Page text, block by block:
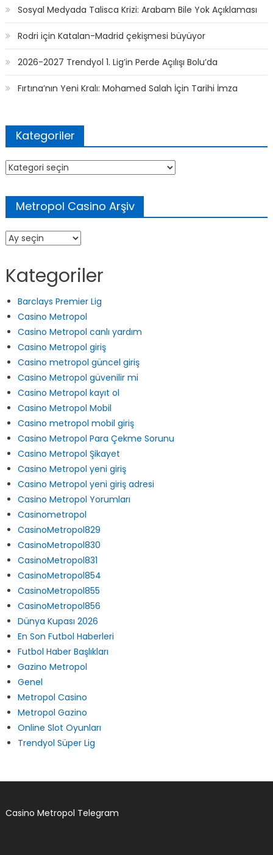
Sosyal Medyada Talisca Krizi: Arabam Bile Yok Açıklaması
Rodri için Katalan-Madrid çekişmesi büyüyor
2026-2027 Trendyol 1. Lig’in Perde Açılışı Bolu’da
Kategoriler
Metropol Casino Arşiv
Casino
Arşiv
Kategoriler
Barclays Premier Lig
Casino Metropol
Casino Metropol canlı yardım
Casino Metropol giriş
Casino metropol güncel giriş
Casino Metropol güvenilir mi
Casino Metropol kayıt ol
Casino Metropol Mobil
Casino metropol mobil giriş
Casino Metropol Para Çekme Sorunu
Casino Metropol Şikayet
Casino Metropol yeni giriş
Casino Metropol yeni giriş adresi
Casino Metropol Yorumları
Casinometropol
CasinoMetropol829
CasinoMetropol830
CasinoMetropol831
CasinoMetropol854
CasinoMetropol855
CasinoMetropol856
Dünya Kupası 2026
En Son Futbol Haberleri
Futbol Haber Başlıkları
Gazino Metropol
Genel
Metropol Casino
Metropol Gazino
Online Slot Oyunları